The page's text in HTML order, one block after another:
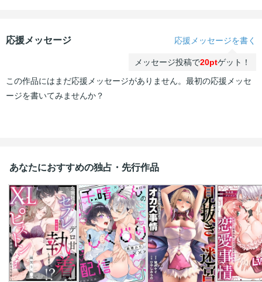
応援メッセージ 応援メッセージを書く
メッセージ投稿で20ptゲット！
この作品にはまだ応援メッセージがありません。最初の応援メッセ
ージを書いてみませんか？
あなたにおすすめの独占・先行作品